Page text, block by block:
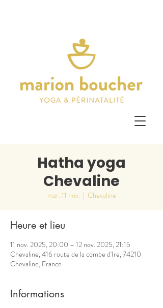
Hatha yoga
Chevaline
mar. 11 nov.
  |
Chevaline
Heure et lieu
11 nov. 2025, 20:00 – 12 nov. 2025, 21:15
Chevaline, 416 route de la combe d'Ire, 74210
Chevaline, France
Informations